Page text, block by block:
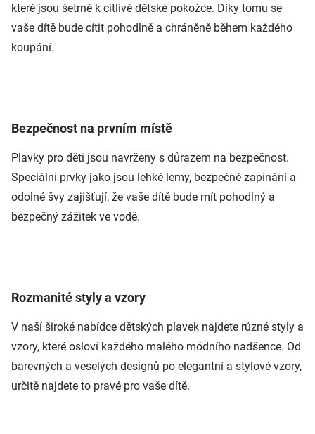
které jsou šetrné k citlivé dětské pokožce. Díky tomu se
vaše dítě bude cítit pohodlně a chráněně během každého
koupání.
Bezpečnost na prvním místě
Plavky pro děti jsou navrženy s důrazem na bezpečnost.
Speciální prvky jako jsou lehké lemy, bezpečné zapínání a
odolné švy zajišťují, že vaše dítě bude mít pohodlný a
bezpečný zážitek ve vodě.
Rozmanité styly a vzory
V naší široké nabídce dětských plavek najdete různé styly a
vzory, které osloví každého malého módního nadšence. Od
barevných a veselých designů po elegantní a stylové vzory,
určitě najdete to pravé pro vaše dítě.